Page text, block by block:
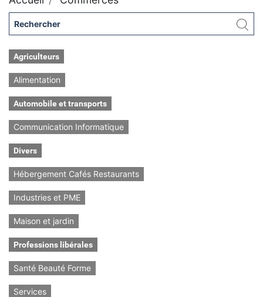
Agriculteurs
Alimentation
Automobile et transports
Communication Informatique
Divers
Hébergement Cafés Restaurants
Industries et PME
Maison et jardin
Professions libérales
Santé Beauté Forme
Services